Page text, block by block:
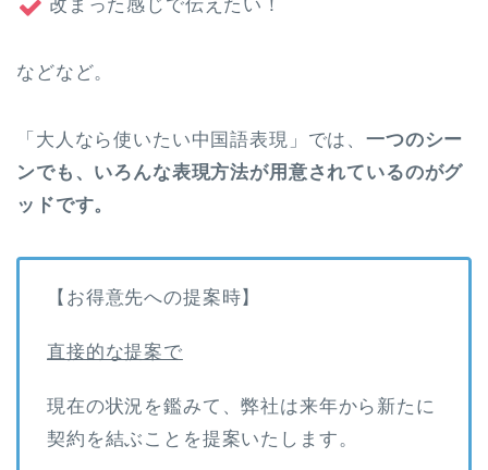
改まった感じで伝えたい！
などなど。
「大人なら使いたい中国語表現」では、一つのシー
ンでも、いろんな表現方法が用意されているのがグ
ッドです。
【お得意先への提案時】
直接的な提案で
現在の状況を鑑みて、弊社は来年から新たに
契約を結ぶことを提案いたします。